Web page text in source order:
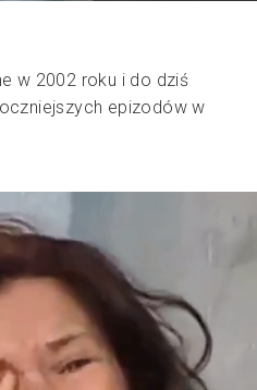
w 2002 roku i do dziś
epizodów w